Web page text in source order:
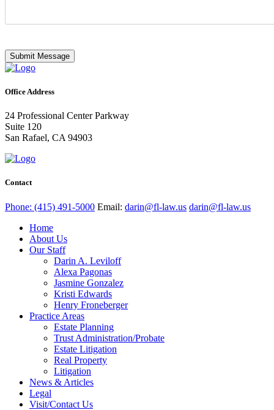
Submit Message
Office Address
24 Professional Center Parkway
Suite 120
San Rafael, CA 94903
Contact
Phone: (415) 491-5000 Email: darin@fl-law.us darin@fl-law.us
Home
About Us
Our Staff
Darin A. Leviloff
Alexa Pagonas
Jasmine Gonzalez
Kristi Edwards
Henry Froneberger
Practice Areas
Estate Planning
Trust Administration/Probate
Estate Litigation
Real Property
Litigation
News & Articles
Legal
Visit/Contact Us